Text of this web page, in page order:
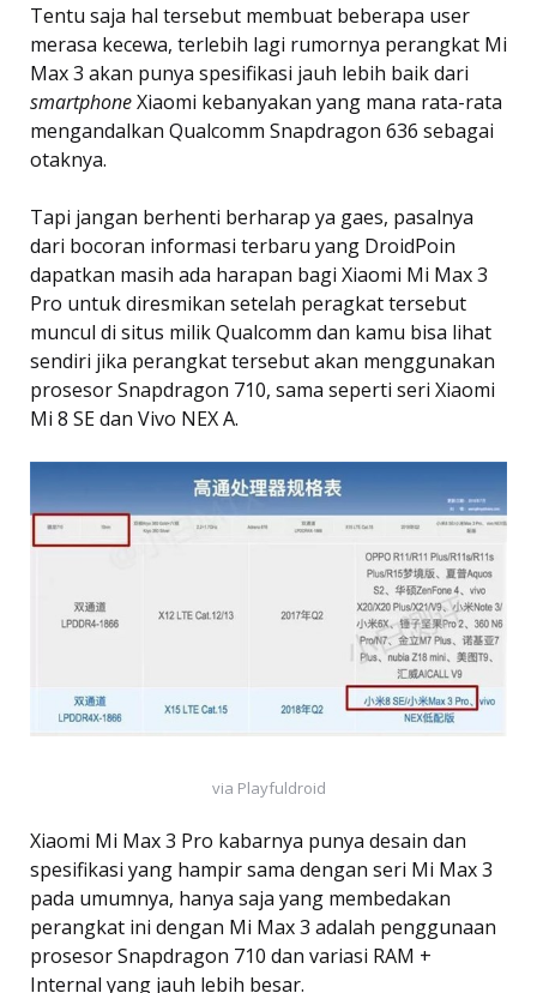
Tentu saja hal tersebut membuat beberapa user
merasa kecewa, terlebih lagi rumornya perangkat Mi
Max 3 akan punya spesifikasi jauh lebih baik dari
smartphoneXiaomi kebanyakan yang mana rata-rata
mengandalkan Qualcomm Snapdragon 636 sebagai
otaknya.
Tapi jangan berhenti berharap ya gaes, pasalnya
dari bocoran informasi terbaru yang DroidPoin
dapatkan masih ada harapan bagi Xiaomi Mi Max 3
Pro untuk diresmikan setelah peragkat tersebut
muncul di situs milik Qualcomm dan kamu bisa lihat
sendiri jika perangkat tersebut akan menggunakan
prosesor Snapdragon 710, sama seperti seri Xiaomi
Mi 8 SE dan Vivo NEX A.
via Playfuldroid
Xiaomi Mi Max 3 Pro kabarnya punya desain dan
spesifikasi yang hampir sama dengan seri Mi Max 3
pada umumnya, hanya saja yang membedakan
perangkat ini dengan Mi Max 3 adalah penggunaan
prosesor Snapdragon 710 dan variasi RAM +
Internal yang jauh lebih besar.